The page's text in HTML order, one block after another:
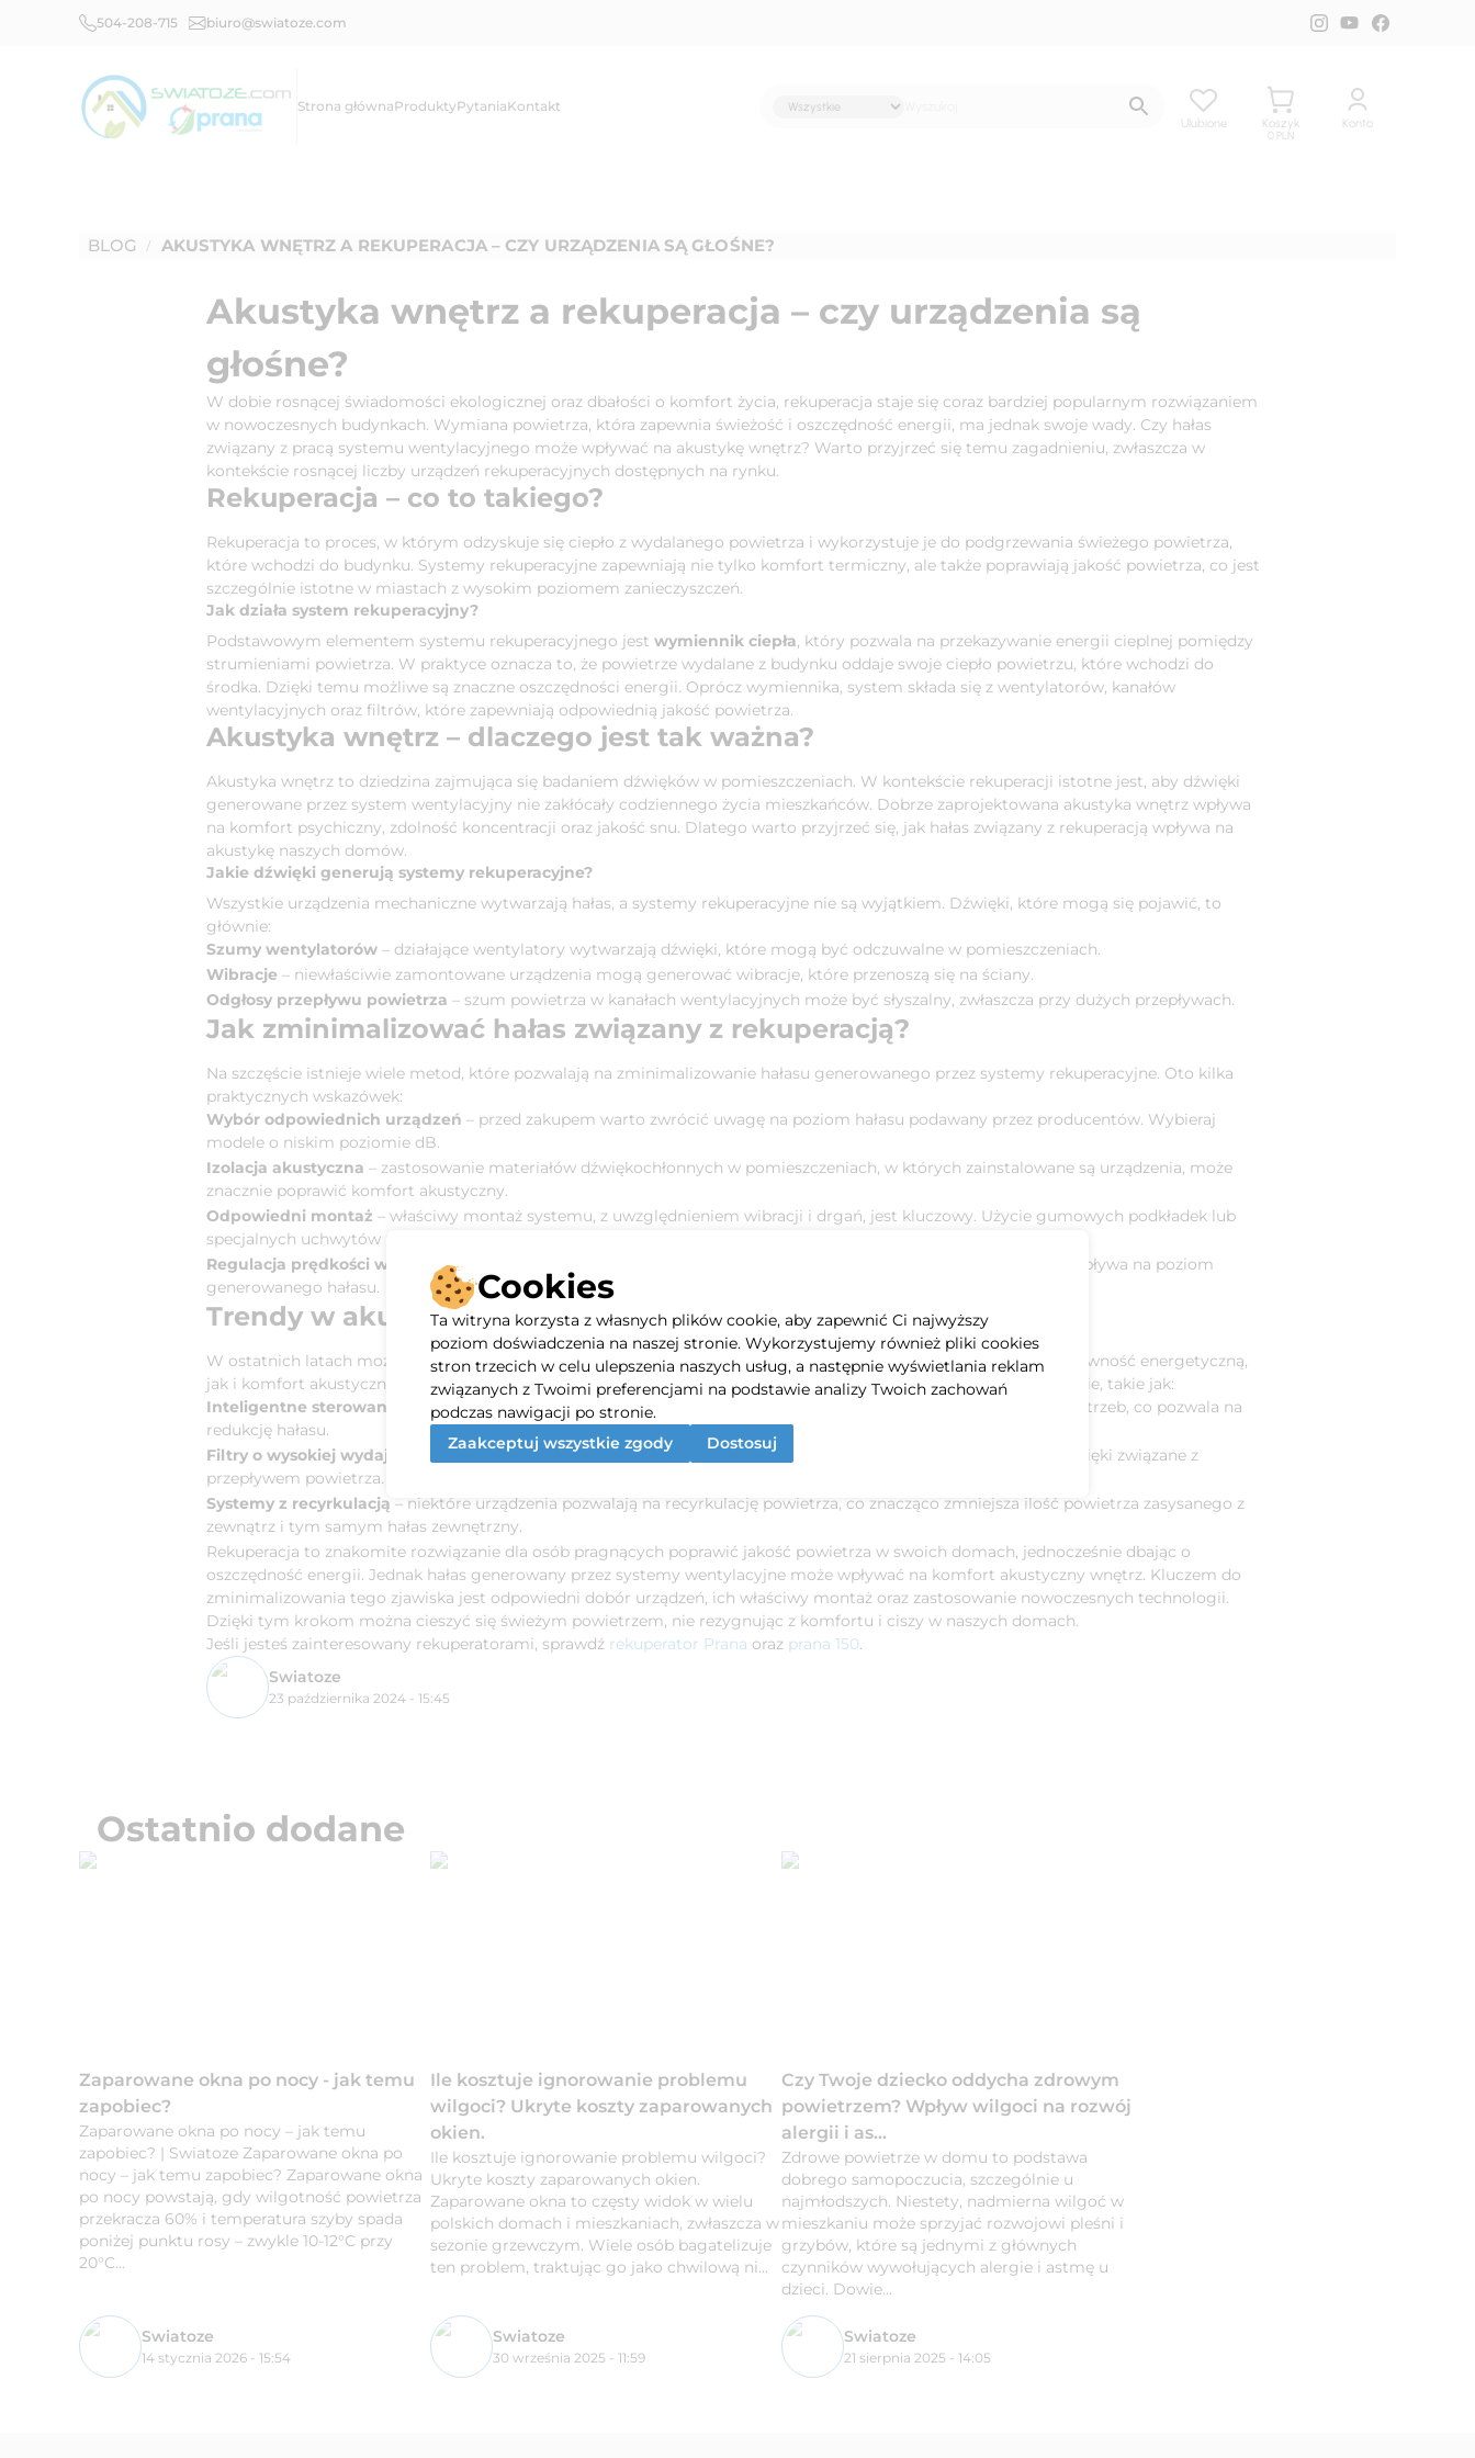
504-208-715 biuro@swiatoze.com
Strona głównaProduktyPytaniaKontakt
Ulubione
Koszyk
0 PLN
Konto
BLOG / AKUSTYKA WNĘTRZ A REKUPERACJA – CZY URZĄDZENIA SĄ GŁOŚNE?
Akustyka wnętrz a rekuperacja – czy urządzenia są
głośne?
W dobie rosnącej świadomości ekologicznej oraz dbałości o komfort życia, rekuperacja staje się coraz bardziej popularnym rozwiązaniem
w nowoczesnych budynkach. Wymiana powietrza, która zapewnia świeżość i oszczędność energii, ma jednak swoje wady. Czy hałas
związany z pracą systemu wentylacyjnego może wpływać na akustykę wnętrz? Warto przyjrzeć się temu zagadnieniu, zwłaszcza w
kontekście rosnącej liczby urządzeń rekuperacyjnych dostępnych na rynku.
Rekuperacja – co to takiego?
Rekuperacja to proces, w którym odzyskuje się ciepło z wydalanego powietrza i wykorzystuje je do podgrzewania świeżego powietrza,
które wchodzi do budynku. Systemy rekuperacyjne zapewniają nie tylko komfort termiczny, ale także poprawiają jakość powietrza, co jest
szczególnie istotne w miastach z wysokim poziomem zanieczyszczeń.
Jak działa system rekuperacyjny?
Podstawowym elementem systemu rekuperacyjnego jest wymiennik ciepła, który pozwala na przekazywanie energii cieplnej pomiędzy
strumieniami powietrza. W praktyce oznacza to, że powietrze wydalane z budynku oddaje swoje ciepło powietrzu, które wchodzi do
środka. Dzięki temu możliwe są znaczne oszczędności energii. Oprócz wymiennika, system składa się z wentylatorów, kanałów
wentylacyjnych oraz filtrów, które zapewniają odpowiednią jakość powietrza.
Akustyka wnętrz – dlaczego jest tak ważna?
Akustyka wnętrz to dziedzina zajmująca się badaniem dźwięków w pomieszczeniach. W kontekście rekuperacji istotne jest, aby dźwięki
generowane przez system wentylacyjny nie zakłócały codziennego życia mieszkańców. Dobrze zaprojektowana akustyka wnętrz wpływa
na komfort psychiczny, zdolność koncentracji oraz jakość snu. Dlatego warto przyjrzeć się, jak hałas związany z rekuperacją wpływa na
akustykę naszych domów.
Jakie dźwięki generują systemy rekuperacyjne?
Wszystkie urządzenia mechaniczne wytwarzają hałas, a systemy rekuperacyjne nie są wyjątkiem. Dźwięki, które mogą się pojawić, to
głównie:
Szumy wentylatorów – działające wentylatory wytwarzają dźwięki, które mogą być odczuwalne w pomieszczeniach.
Wibracje – niewłaściwie zamontowane urządzenia mogą generować wibracje, które przenoszą się na ściany.
Odgłosy przepływu powietrza – szum powietrza w kanałach wentylacyjnych może być słyszalny, zwłaszcza przy dużych przepływach.
Jak zminimalizować hałas związany z rekuperacją?
Na szczęście istnieje wiele metod, które pozwalają na zminimalizowanie hałasu generowanego przez systemy rekuperacyjne. Oto kilka
praktycznych wskazówek:
Wybór odpowiednich urządzeń – przed zakupem warto zwrócić uwagę na poziom hałasu podawany przez producentów. Wybieraj
modele o niskim poziomie dB.
Izolacja akustyczna – zastosowanie materiałów dźwiękochłonnych w pomieszczeniach, w których zainstalowane są urządzenia, może
znacznie poprawić komfort akustyczny.
Odpowiedni montaż – właściwy montaż systemu, z uwzględnieniem wibracji i drgań, jest kluczowy. Użycie gumowych podkładek lub
specjalnych uchwytów może pomóc w redukcji hałasu.
Regulacja prędkości wentylatorów
– niektóre systemy pozwalają na dostosowanie prędkości wentylatorów, co wpływa na poziom
generowanego hałasu.
Trendy w akustyce i rekuperacji
W ostatnich latach można zaobserwować wzrost zainteresowania technologiami, które poprawiają zarówno efektywność energetyczną,
jak i komfort akustyczny. Wiele nowoczesnych systemów rekuperacyjnych wykorzystuje zaawansowane technologie, takie jak:
Inteligentne sterowanie
– systemy, które automatycznie dostosowują prędkość wentylatorów w zależności od potrzeb, co pozwala na
redukcję hałasu.
Filtry o wysokiej wydajności
– nowoczesne filtry nie tylko poprawiają jakość powietrza, ale także minimalizują dźwięki związane z
przepływem powietrza.
Systemy z recyrkulacją – niektóre urządzenia pozwalają na recyrkulację powietrza, co znacząco zmniejsza ilość powietrza zasysanego z
zewnątrz i tym samym hałas zewnętrzny.
Rekuperacja to znakomite rozwiązanie dla osób pragnących poprawić jakość powietrza w swoich domach, jednocześnie dbając o
oszczędność energii. Jednak hałas generowany przez systemy wentylacyjne może wpływać na komfort akustyczny wnętrz. Kluczem do
zminimalizowania tego zjawiska jest odpowiedni dobór urządzeń, ich właściwy montaż oraz zastosowanie nowoczesnych technologii.
Dzięki tym krokom można cieszyć się świeżym powietrzem, nie rezygnując z komfortu i ciszy w naszych domach.
Jeśli jesteś zainteresowany rekuperatorami, sprawdź rekuperator Prana oraz prana 150.
Swiatoze
23 października 2024 - 15:45
Ostatnio dodane
Zaparowane okna po nocy - jak temu
zapobiec?
Zaparowane okna po nocy – jak temu
zapobiec? | Swiatoze Zaparowane okna po
nocy – jak temu zapobiec? Zaparowane okna
po nocy powstają, gdy wilgotność powietrza
przekracza 60% i temperatura szyby spada
poniżej punktu rosy – zwykle 10-12°C przy
20°C...
Swiatoze
14 stycznia 2026 - 15:54
Ile kosztuje ignorowanie problemu
wilgoci? Ukryte koszty zaparowanych
okien.
Ile kosztuje ignorowanie problemu wilgoci?
Ukryte koszty zaparowanych okien.
Zaparowane okna to częsty widok w wielu
polskich domach i mieszkaniach, zwłaszcza w
sezonie grzewczym. Wiele osób bagatelizuje
ten problem, traktując go jako chwilową ni...
Swiatoze
30 września 2025 - 11:59
Czy Twoje dziecko oddycha zdrowym
powietrzem? Wpływ wilgoci na rozwój
alergii i as...
Zdrowe powietrze w domu to podstawa
dobrego samopoczucia, szczególnie u
najmłodszych. Niestety, nadmierna wilgoć w
mieszkaniu może sprzyjać rozwojowi pleśni i
grzybów, które są jednymi z głównych
czynników wywołujących alergie i astmę u
dzieci. Dowie...
Swiatoze
21 sierpnia 2025 - 14:05
Cookies
Ta witryna korzysta z własnych plików cookie, aby zapewnić Ci najwyższy
poziom doświadczenia na naszej stronie. Wykorzystujemy również pliki cookies
stron trzecich w celu ulepszenia naszych usług, a następnie wyświetlania reklam
związanych z Twoimi preferencjami na podstawie analizy Twoich zachowań
podczas nawigacji po stronie.
Zaakceptuj wszystkie zgody
Dostosuj